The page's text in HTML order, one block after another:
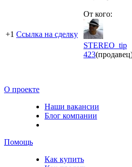
+1 Ссылка на сделку
От кого:
STEREO_tip
423
О проекте
Наши вакансии
Блог компании
Помощь
Как купить